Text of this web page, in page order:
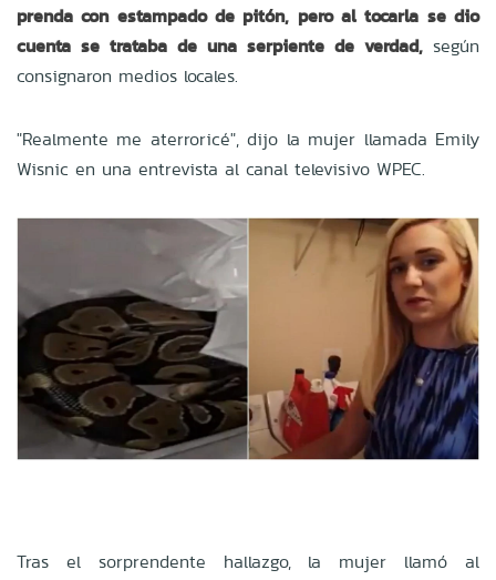
prenda con estampado de pitón, pero al tocarla se dio
cuenta se trataba de una serpiente de verdad, según
consignaron medios locales.
"Realmente me aterroricé", dijo la mujer llamada Emily
Wisnic en una entrevista al canal televisivo WPEC.
Tras el sorprendente hallazgo, la mujer llamó al